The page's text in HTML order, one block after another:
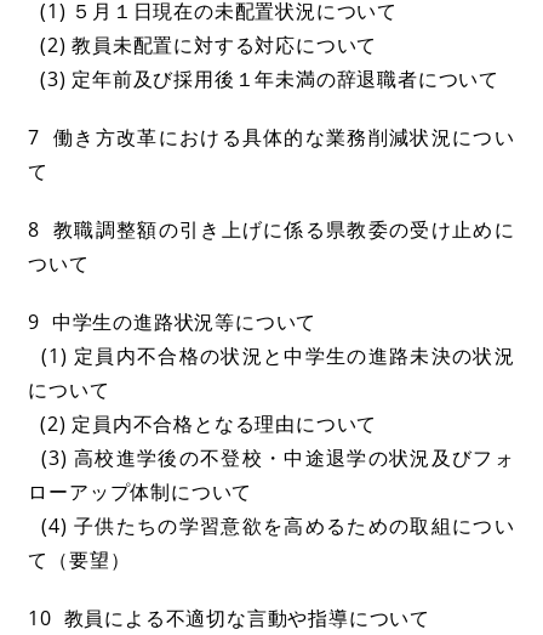
(1) ５月１日現在の未配置状況について
(2) 教員未配置に対する対応について
(3) 定年前及び採用後１年未満の辞退職者について
7 働き方改革における具体的な業務削減状況につい
て
8 教職調整額の引き上げに係る県教委の受け止めに
ついて
9 中学生の進路状況等について
(1) 定員内不合格の状況と中学生の進路未決の状況
について
(2) 定員内不合格となる理由について
(3) 高校進学後の不登校・中途退学の状況及びフォ
ローアップ体制について
(4) 子供たちの学習意欲を高めるための取組につい
て（要望）
10 教員による不適切な言動や指導について